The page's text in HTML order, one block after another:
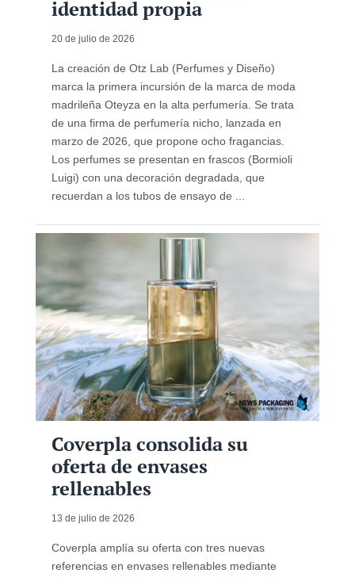
identidad propia
20 de julio de 2026
La creación de Otz Lab (Perfumes y Diseño)
marca la primera incursión de la marca de moda
madrileña Oteyza en la alta perfumería. Se trata
de una firma de perfumería nicho, lanzada en
marzo de 2026, que propone ocho fragancias.
Los perfumes se presentan en frascos (Bormioli
Luigi) con una decoración degradada, que
recuerdan a los tubos de ensayo de ...
Coverpla consolida su
oferta de envases
rellenables
13 de julio de 2026
Coverpla amplía su oferta con tres nuevas
referencias en envases rellenables mediante